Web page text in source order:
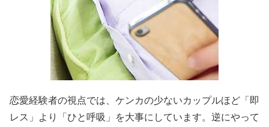
恋愛経験者の視点では、ケンカの少ないカップルほど「即
レス」より「ひと呼吸」を大事にしています。逆にやって